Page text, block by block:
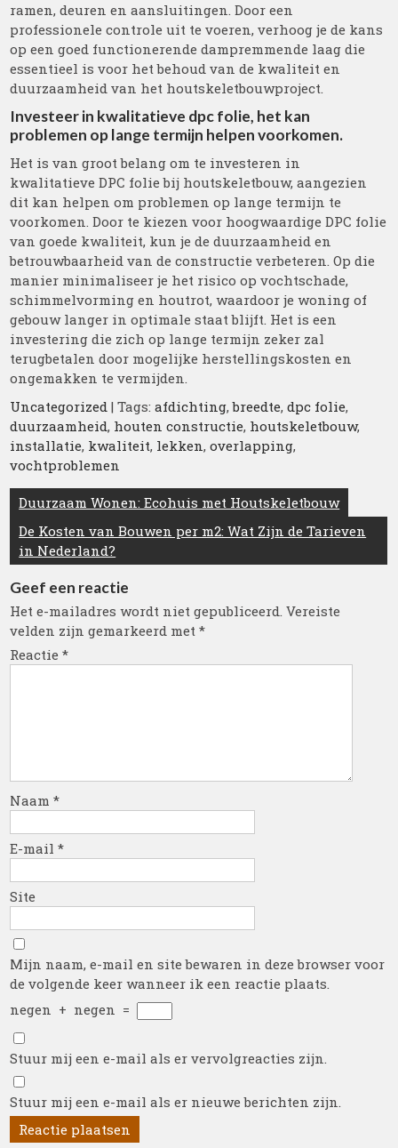
ramen, deuren en aansluitingen. Door een
professionele controle uit te voeren, verhoog je de kans
op een goed functionerende dampremmende laag die
essentieel is voor het behoud van de kwaliteit en
duurzaamheid van het houtskeletbouwproject.
Investeer in kwalitatieve dpc folie, het kan
problemen op lange termijn helpen voorkomen.
Het is van groot belang om te investeren in
kwalitatieve DPC folie bij houtskeletbouw, aangezien
dit kan helpen om problemen op lange termijn te
voorkomen. Door te kiezen voor hoogwaardige DPC folie
van goede kwaliteit, kun je de duurzaamheid en
betrouwbaarheid van de constructie verbeteren. Op die
manier minimaliseer je het risico op vochtschade,
schimmelvorming en houtrot, waardoor je woning of
gebouw langer in optimale staat blijft. Het is een
investering die zich op lange termijn zeker zal
terugbetalen door mogelijke herstellingskosten en
ongemakken te vermijden.
Uncategorized | Tags:afdichting,breedte,dpc folie,
duurzaamheid, houten constructie, houtskeletbouw,
installatie, kwaliteit, lekken,overlapping,
vochtproblemen
Berichtnavigatie
Duurzaam Wonen: Ecohuis met Houtskeletbouw
De Kosten van Bouwen per m2: Wat Zijn de Tarieven
in Nederland?
Geef een reactie
Het e-mailadres wordt niet gepubliceerd. Vereiste
velden zijn gemarkeerd met*
Reactie*
Naam*
E-mail*
Site
Mijn naam, e-mail en site bewaren in deze browser voor
de volgende keer wanneer ik een reactie plaats.
negen + negen =
Stuur mij een e-mail als er vervolgreacties zijn.
Stuur mij een e-mail als er nieuwe berichten zijn.